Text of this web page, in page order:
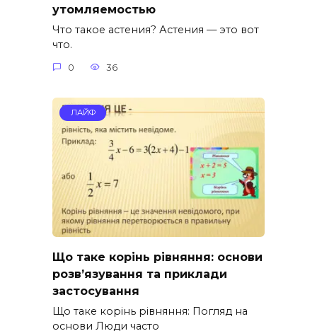
утомляемостью
Что такое астения? Астения — это вот
что.
0 36
ЛАЙФ
Що таке корінь рівняння: основи
розв’язування та приклади
застосування
Що таке корінь рівняння: Погляд на
основи Люди часто